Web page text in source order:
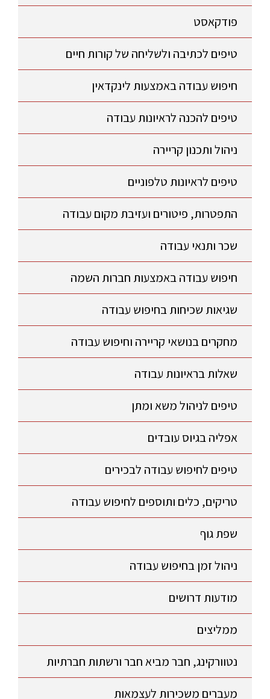
פודקאסט
טיפים לכתיבה ולשליחה של קורות חיים
חיפוש עבודה באמצעות לינקדאין
טיפים להכנה לראיונות עבודה
ניהול ותכנון קריירה
טיפים לראיונות טלפוניים
התפטרות, פיטורים ועזיבת מקום עבודה
שכר ותנאי עבודה
חיפוש עבודה באמצעות חברות השמה
שגיאות שכיחות בחיפוש עבודה
מחקרים בנושאי קריירה וחיפוש עבודה
שאלות בראיונות עבודה
טיפים לניהול משא ומתן
אפליה בגיוס עובדים
טיפים לחיפוש עבודה לבכירים
טריקים, כלים ותוספים לחיפוש עבודה
שפת גוף
ניהול זמן בחיפוש עבודה
מודעות דרושים
ממליצים
נטוורקינג, חבר מביא חבר ורשתות חברתיות
מעברים משכירות לעצמאות